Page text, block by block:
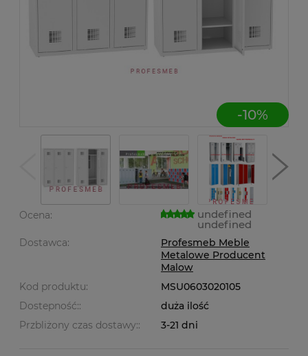
-10%
Ocena: undefined
undefined
Dostawca:
Profesmeb Meble
Metalowe Producent
Malow
Kod produktu:
MSU0603020105
Dostepność::
duża ilość
Przbliżony czas dostawy::
3-21 dni